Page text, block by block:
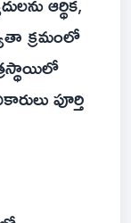
క్రమంలో
పూర్తి